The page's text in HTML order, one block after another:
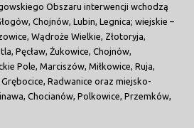
Obszaru interwencji wchodzą
Chojnów, Lubin, Legnica; wiejskie –
Wądroże Wielkie, Złotoryja,
Pęcław, Żukowice, Chojnów,
Pole, Marciszów, Miłkowice, Ruja,
Radwanice oraz miejsko-
Chocianów, Polkowice, Przemków,